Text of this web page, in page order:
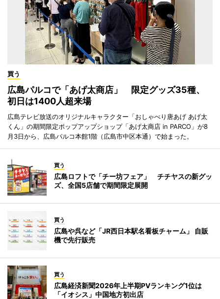
買う
広島パルコで「あげ太商店」 限定グッズ35種、
初日は1400人超来場
広島テレビ放送のオリジナルキャラクター「おしゃべり唐あげ あげ太
くん」の期間限定ポップアップショップ「あげ太商店 in PARCO」が8
月3日から、広島パルコ本館1階（広島市中区本通）で始まった。
買う
広島ロフトで「チー坊フェア」 チチヤスの新グッ
ズ、全国5店舗で期間限定展開
買う
広島や呉など「JR西日本駅名看板チャーム」 自販
機で先行販売
買う
広島経済新聞2026年上半期PVランキング1位は
「イオシス」中国地方初出店